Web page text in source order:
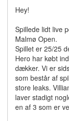
Hey!
Spillede lidt live
Malmø Open.
Spillet er 25/25
Hero har købt
dækker. Vi er
som består af
store leaks.
laver stadigt
en af 3 som er